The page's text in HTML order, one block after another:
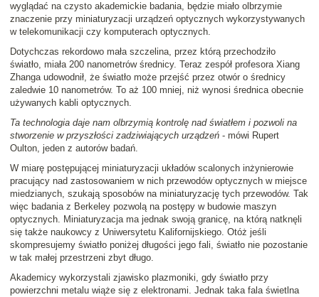
wyglądać na czysto akademickie badania, będzie miało olbrzymie
znaczenie przy miniaturyzacji urządzeń optycznych wykorzystywanych
w telekomunikacji czy komputerach optycznych.
Dotychczas rekordowo mała szczelina, przez którą przechodziło
światło, miała 200 nanometrów średnicy. Teraz zespół profesora Xiang
Zhanga udowodnił, że światło może przejść przez otwór o średnicy
zaledwie 10 nanometrów. To aż 100 mniej, niż wynosi średnica obecnie
używanych kabli optycznych.
Ta technologia daje nam olbrzymią kontrolę nad światłem i pozwoli na
stworzenie w przyszłości zadziwiających urządzeń - mówi Rupert
Oulton, jeden z autorów badań.
W miarę postępującej miniaturyzacji układów scalonych inżynierowie
pracujący nad zastosowaniem w nich przewodów optycznych w miejsce
miedzianych, szukają sposobów na miniaturyzację tych przewodów. Tak
więc badania z Berkeley pozwolą na postępy w budowie maszyn
optycznych. Miniaturyzacja ma jednak swoją granicę, na którą natknęli
się także naukowcy z Uniwersytetu Kalifornijskiego. Otóż jeśli
skompresujemy światło poniżej długości jego fali, światło nie pozostanie
w tak małej przestrzeni zbyt długo.
Akademicy wykorzystali zjawisko plazmoniki, gdy światło przy
powierzchni metalu wiąże się z elektronami. Jednak taka fala świetlna